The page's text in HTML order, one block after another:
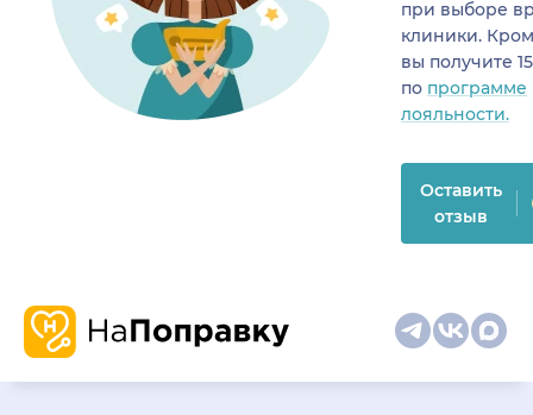
при выборе
клиники.
вы получите
по программе
лояльности.
Оставить
отзыв